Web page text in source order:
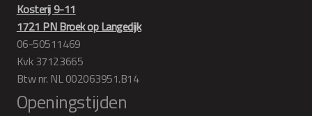
Kosterij 9-11
1721 PN Broek op Langedijk
06-50511469
Kvk 37123665
Btw nr. NL 002063951.B14
Openingstijden